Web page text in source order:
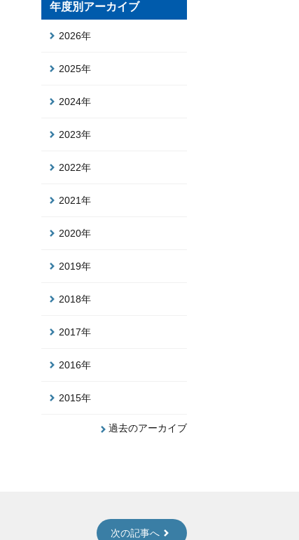
年度別アーカイブ
2026年
2025年
2024年
2023年
2022年
2021年
2020年
2019年
2018年
2017年
2016年
2015年
過去のアーカイブ
次の記事へ